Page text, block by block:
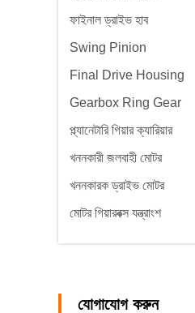
ফাইনাল ড্রাইভ হাব
Swing Pinion
Final Drive Housing
Gearbox Ring Gear
প্ল্যানেটারি গিয়ার ক্যারিয়ার
খননকারী জলবাহী মোটর
খননকারক ড্রাইভ মোটর
মোটর গিয়ারবক্স যন্ত্রাংশ
যোগাযোগ করুন